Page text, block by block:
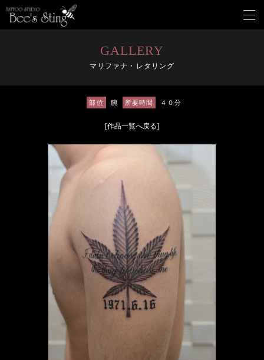
メ
ニ
GALLERY
マリファナ・レタリング
部位 腕 所要時間 ４０分